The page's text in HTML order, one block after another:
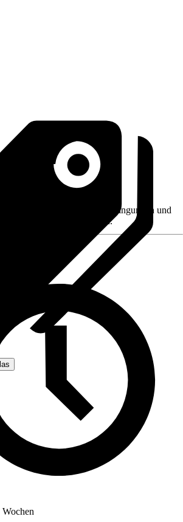
wie z. B. Rückgabebedingungen und
auf den Verkäufernamen.